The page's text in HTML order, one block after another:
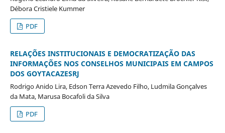
Débora Cristiele Kummer
PDF
RELAÇÕES INSTITUCIONAIS E DEMOCRATIZAÇÃO DAS
INFORMAÇÕES NOS CONSELHOS MUNICIPAIS EM CAMPOS
DOS GOYTACAZESRJ
Rodrigo Anido Lira, Edson Terra Azevedo Filho, Ludmila Gonçalves
da Mata, Marusa Bocafoli da Silva
PDF